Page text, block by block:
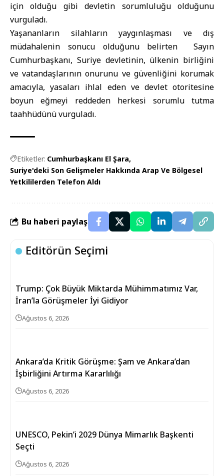
için olduğu gibi devletin sorumluluğu olduğunu
vurguladı.
Yaşananların silahların yaygınlaşması ve dış
müdahalenin sonucu olduğunu belirten Sayın
Cumhurbaşkanı, Suriye devletinin, ülkenin birliğini
ve vatandaşlarının onurunu ve güvenliğini korumak
amacıyla, yasaları ihlal eden ve devlet otoritesine
boyun eğmeyi reddeden herkesi sorumlu tutma
taahhüdünü vurguladı.
Etiketler: Cumhurbaşkanı El Şara
Suriye'deki Son Gelişmeler Hakkında Arap Ve Bölgesel
Yetkililerden Telefon Aldı
Bu haberi paylaş
Editörün Seçimi
Trump: Çok Büyük Miktarda Mühimmatımız Var,
İran’la Görüşmeler İyi Gidiyor
Ağustos 6, 2026
Ankara’da Kritik Görüşme: Şam ve Ankara’dan
İşbirliğini Artırma Kararlılığı
Ağustos 6, 2026
UNESCO, Pekin’i 2029 Dünya Mimarlık Başkenti
Seçti
Ağustos 6, 2026